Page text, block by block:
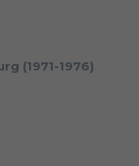
(1971-1976)